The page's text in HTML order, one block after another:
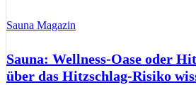
Sauna Magazin
Sauna: Wellness-Oase oder
über das Hitzschlag-Risiko